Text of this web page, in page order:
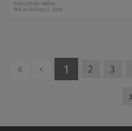
Prószyński Media
Rok publikacji: 2026
1 2 3